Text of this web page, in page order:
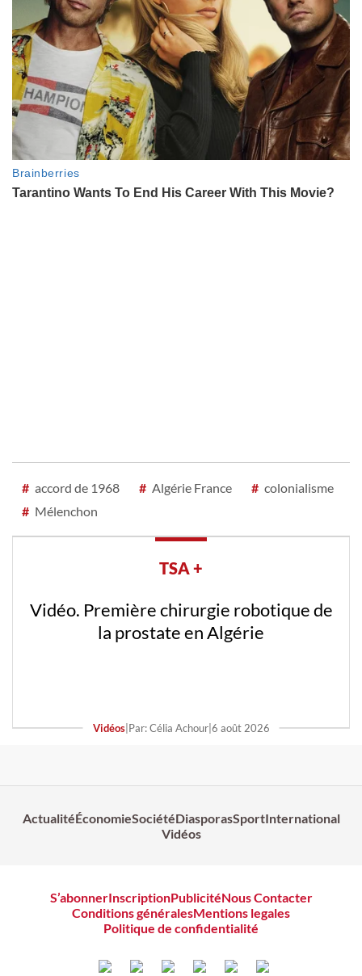
# accord de 1968 # Algérie France # colonialisme
# Mélenchon
TSA +
Vidéo. Première chirurgie robotique de
la prostate en Algérie
Vidéos| Par: Célia Achour| 6 août 2026
ActualitéÉconomieSociétéDiasporasSportInternational
Vidéos
S’abonnerInscriptionPublicitéNous Contacter
Conditions généralesMentions legales
Politique de confidentialité